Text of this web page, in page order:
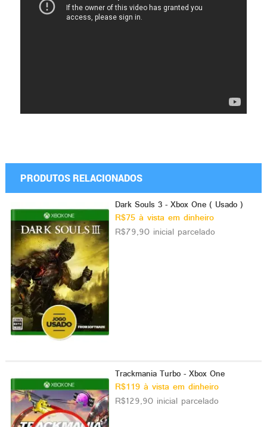
PRODUTOS RELACIONADOS
Dark Souls 3 - Xbox One ( Usado )
R$75 à vista em dinheiro
R$79,90 inicial parcelado
Trackmania Turbo - Xbox One
R$119 à vista em dinheiro
R$129,90 inicial parcelado